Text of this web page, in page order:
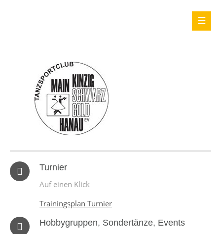
Turnier
Auf einen Klick
Trainingsplan Turnier
Hobbygruppen, Sondertänze, Events